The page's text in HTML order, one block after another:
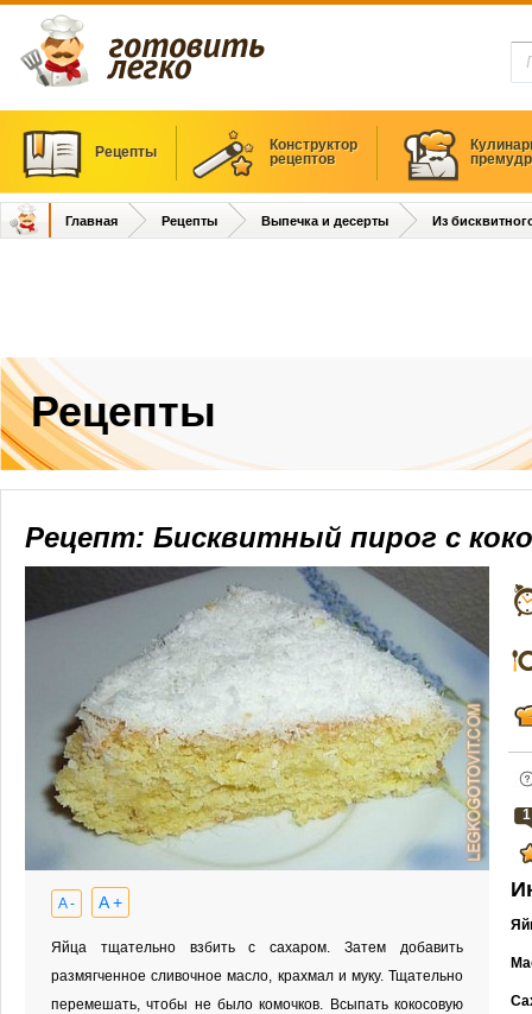
Рецепты
Конструктор
рецептов
Главная Рецепты Выпечка и десерты Из
Рецепты
Рецепт: Бисквитный пирог с
A - A +
Яйца тщательно взбить с сахаром. Затем добавить
размягченное сливочное масло, крахмал и муку. Тщательно
перемешать, чтобы не было комочков. Всыпать кокосовую
1